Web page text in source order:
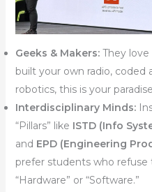
Geeks & Makers:They love
built your own radio, coded
robotics, this is your
Interdisciplinary Minds:
“Pillars” like ISTD (Info
and EPD (Engineering
prefer students who
“Hardware” or “Software.”